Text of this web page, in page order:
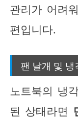
관리가 어려
편입니다.
팬 날개 및
노트북의 냉
된 상태라면